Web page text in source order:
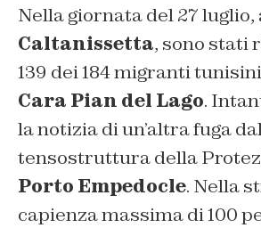
Nella giornata del 27 luglio,
Caltanissetta, sono stati
139 dei 184 migranti
Cara Pian del Lago.
la notizia di un’altra fuga
tensostruttura della
Porto Empedocle. Nella
capienza massima di 100